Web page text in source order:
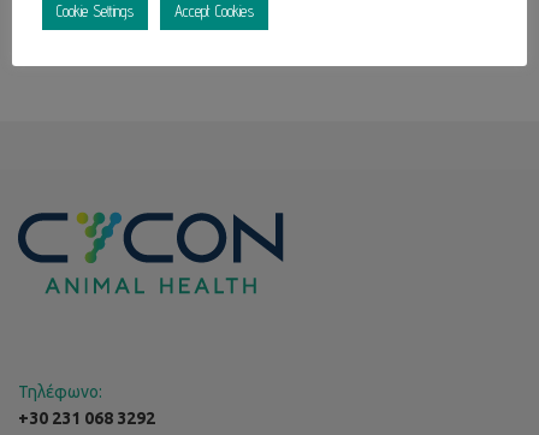
lifetime-latest-zip/
Τηλέφωνο:
+30 231 068 3292
Cookie Settings Accept Cookies